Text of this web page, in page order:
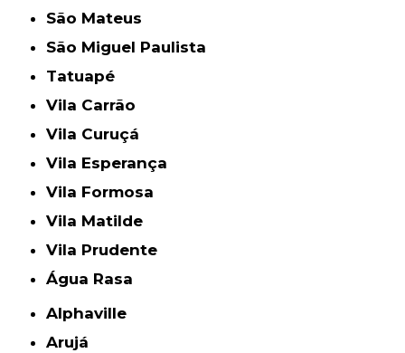
São Mateus
São Miguel Paulista
Tatuapé
Vila Carrão
Vila Curuçá
Vila Esperança
Vila Formosa
Vila Matilde
Vila Prudente
Água Rasa
Alphaville
Arujá